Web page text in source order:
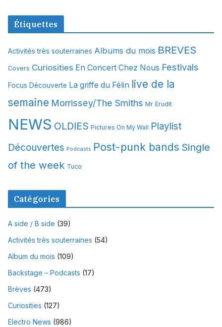
c
v
e
Étiquettes
Activités très souterraines Albums du mois BREVES
Covers Curiosities En Concert Chez Nous Festivals
Focus Découverte La griffe du Félin live de la
semaine Morrissey/The Smiths Mr Erudit
NEWS OLDIES Pictures On My Wall Playlist
Découvertes Podcasts Post-punk bands Single
of the week Tuco
Catégories
A side / B side (39)
Activités très souterraines (54)
Album du mois (109)
Backstage – Podcasts (17)
Brèves (473)
Curiosities (127)
Electro News (986)